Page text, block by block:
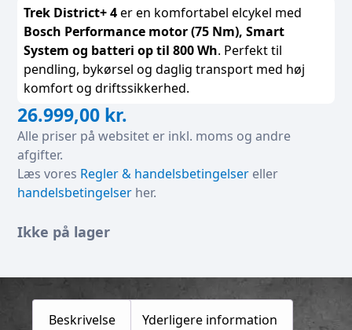
Trek District+ 4er en komfortabel elcykel med
Bosch Performance motor (75 Nm), Smart
System og batteri op til 800 Wh. Perfekt til
pendling, bykørsel og daglig transport med høj
komfort og driftssikkerhed.
26.999,00 kr.
Alle priser på websitet er inkl. moms og andre
afgifter.
Læs vores Regler & handelsbetingelser eller
handelsbetingelser her.
Ikke på lager
Beskrivelse Yderligere information